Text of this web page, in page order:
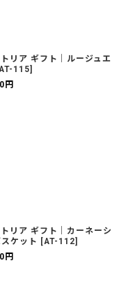
リア ギフト｜ルージュエ
115]
円
リア ギフト｜カーネーシ
ケット
[AT-112]
円